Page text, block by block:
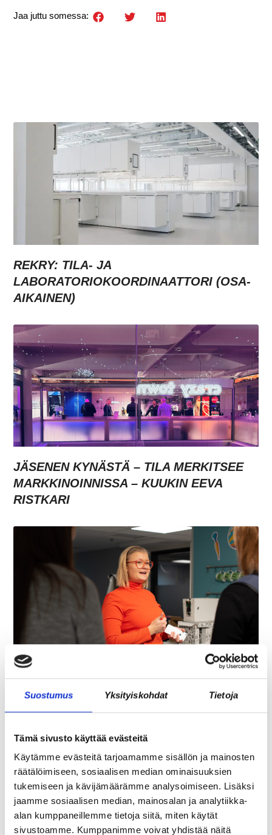
Suostumus Yksityiskohdat Tietoja
Tämä sivusto käyttää evästeitä
Käytämme evästeitä tarjoamamme sisällön ja mainosten
räätälöimiseen, sosiaalisen median ominaisuuksien
tukemiseen ja kävijämäärämme analysoimiseen. Lisäksi
jaamme sosiaalisen median, mainosalan ja analytiikka-
alan kumppaneillemme tietoja siitä, miten käytät
sivustoamme. Kumppanimme voivat yhdistää näitä
Jaa juttu somessa:
REKRY: TILA- JA
LABORATORIOKOORDINAATTORI (OSA-
AIKAINEN)
JÄSENEN KYNÄSTÄ – TILA MERKITSEE
MARKKINOINNISSA – KUUKIN EEVA
RISTKARI
ASIAKASYMMÄRRYS SYNTYY IHMISTEN
MYYNTI